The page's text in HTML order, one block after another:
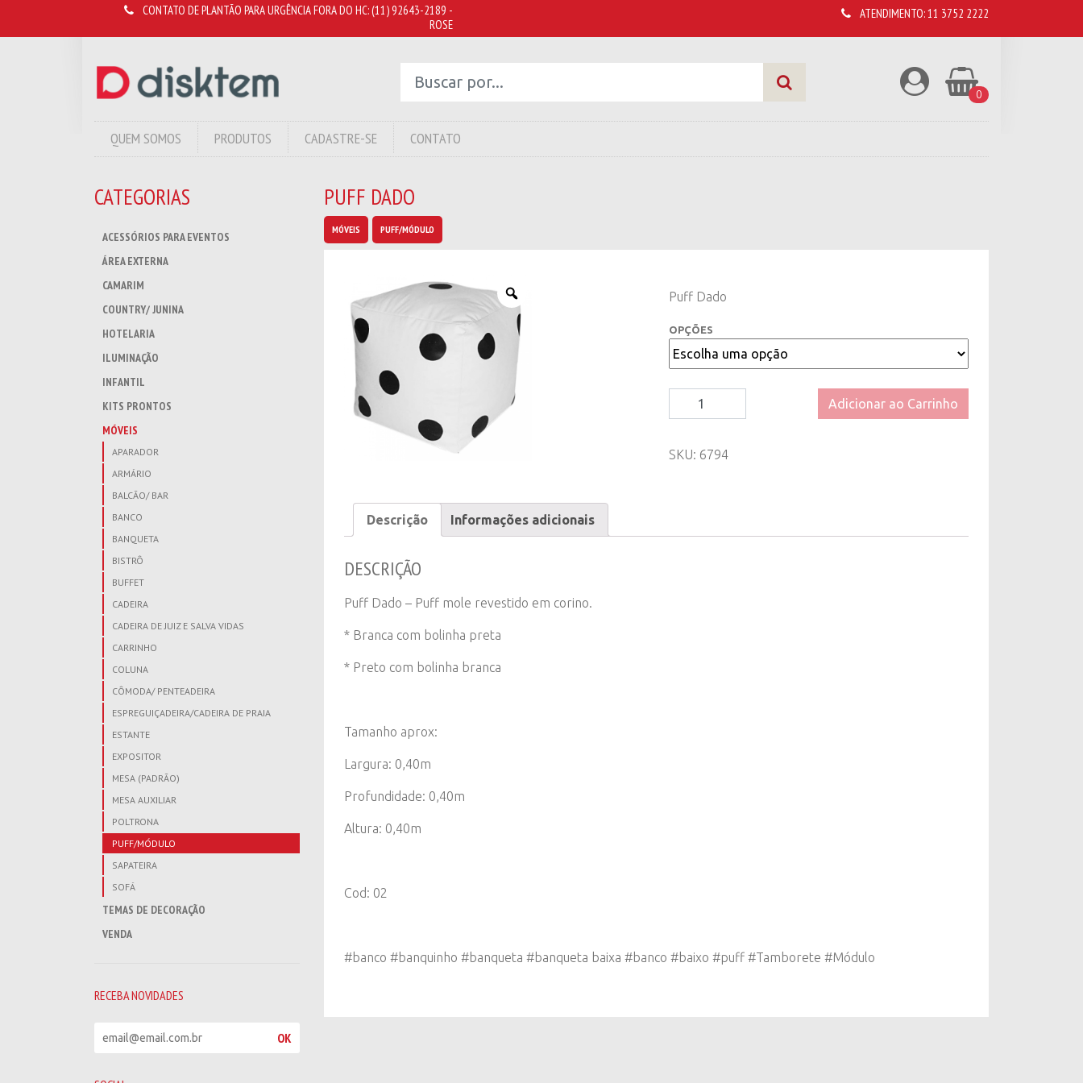
CONTATO DE PLANTÃO PARA URGÊNCIA FORA DO HC:(11) 92643-2189 -
ROSE
ATENDIMENTO:11 3752 2222
0
QUEM SOMOS PRODUTOS CADASTRE-SE CONTATO
CATEGORIAS
ACESSÓRIOS PARA EVENTOS
ÁREA EXTERNA
CAMARIM
COUNTRY/ JUNINA
HOTELARIA
ILUMINAÇÃO
INFANTIL
KITS PRONTOS
MÓVEIS
APARADOR
ARMÁRIO
BALCÃO/ BAR
BANCO
BANQUETA
BISTRÔ
BUFFET
CADEIRA
CADEIRA DE JUIZ E SALVA VIDAS
CARRINHO
COLUNA
CÔMODA/ PENTEADEIRA
ESPREGUIÇADEIRA/CADEIRA DE PRAIA
ESTANTE
EXPOSITOR
MESA (PADRÃO)
MESA AUXILIAR
POLTRONA
PUFF/MÓDULO
SAPATEIRA
SOFÁ
TEMAS DE DECORAÇÃO
VENDA
RECEBA NOVIDADES
e
OK
PUFF DADO
MÓVEIS PUFF/MÓDULO
Puff Dado
OPÇÕES
Dado
Adicionar ao Carrinho
SKU: 6794
Descrição Informações adicionais
DESCRIÇÃO
Puff Dado – Puff mole revestido em corino.
* Branca com bolinha preta
* Preto com bolinha branca
Tamanho aprox:
Largura: 0,40m
Profundidade: 0,40m
Altura: 0,40m
Cod: 02
#banco #banquinho #banqueta #banqueta baixa #banco #baixo #puff #Tamborete #Módulo